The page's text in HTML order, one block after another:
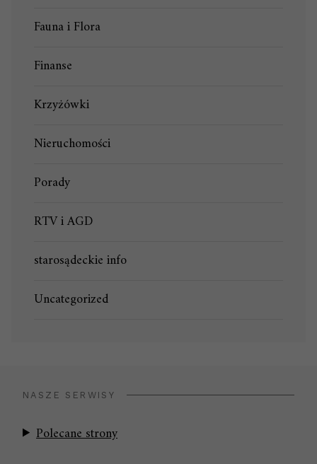
Fauna i Flora
Finanse
Krzyżówki
Nieruchomości
Porady
RTV i AGD
starosądeckie info
Uncategorized
NASZE SERWISY
Polecane strony